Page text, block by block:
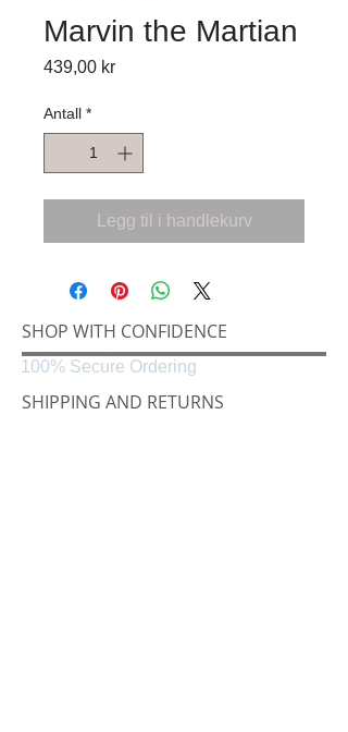
Marvin the Martian
439,00 krPris
Antall *
Legg til i handlekurv
SHOP WITH CONFIDENCE
SHIPPING AND RETURNS
100% Secure Ordering